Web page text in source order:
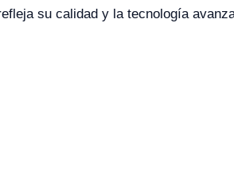
su calidad y la tecnología